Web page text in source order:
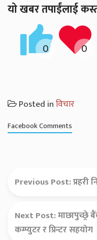
यो खबर तपाईंलाई
Posted inविचार
Facebook Comments
Previous Post:प्रहरी
Next Post:माछापुच्छ्रे
कम्प्युटर र प्रिन्टर सहयोग